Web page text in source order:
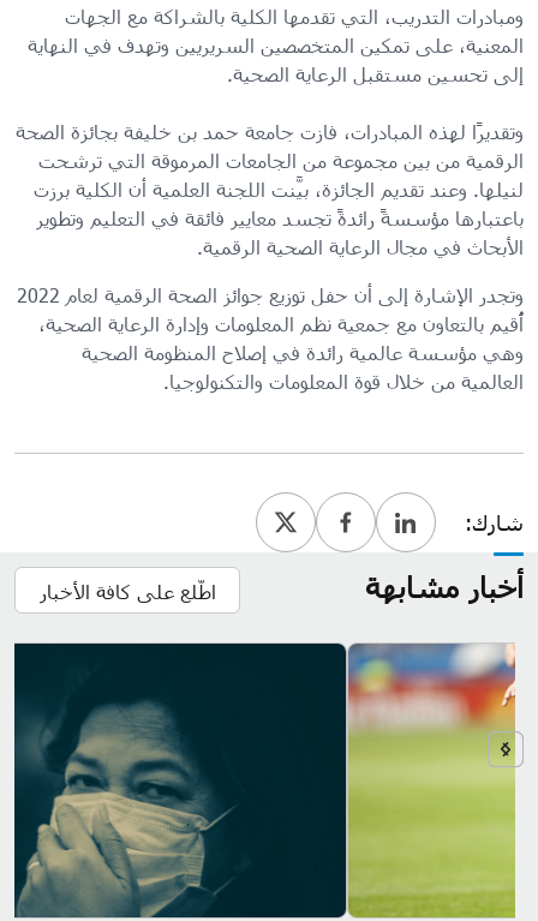
ومبادرات التدريب، التي تقدمها الكلية بالشراكة مع الجهات
المعنية، على تمكين المتخصصين السريريين وتهدف في النهاية
إلى تحسين مستقبل الرعاية الصحية.
وتقديرًا لهذه المبادرات، فازت جامعة حمد بن خليفة بجائزة الصحة
الرقمية من بين مجموعة من الجامعات المرموقة التي ترشحت
لنيلها. وعند تقديم الجائزة، بيَّنت اللجنة العلمية أن الكلية برزت
باعتبارها مؤسسةً رائدةً تجسد معايير فائقة في التعليم وتطوير
الأبحاث في مجال الرعاية الصحية الرقمية.
وتجدر الإشارة إلى أن حفل توزيع جوائز الصحة الرقمية لعام 2022
أُقيم بالتعاون مع جمعية نظم المعلومات وإدارة الرعاية الصحية،
وهي مؤسسة عالمية رائدة في إصلاح المنظومة الصحية
العالمية من خلال قوة المعلومات والتكنولوجيا.
شارك:
أخبار مشابهة اطّلع على كافة الأخبار